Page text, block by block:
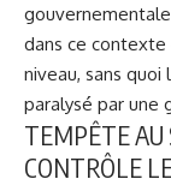
dans ce
niveau, sans
paralysé par une
TEMPÊTE
CONTRÔLE